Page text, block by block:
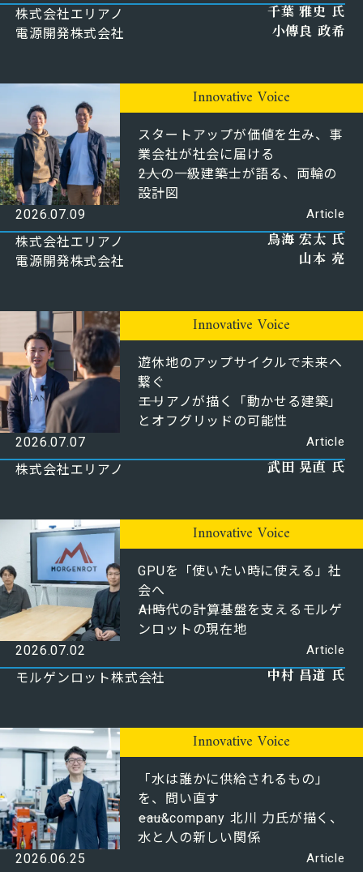
株式会社エリアノ 千葉 雅史 氏
電源開発株式会社 小傳良 政希
Innovative Voice
スタートアップが価値を生み、事
業会社が社会に届ける
――2人の一級建築士が語る、両輪の
設計図
2026.07.09
Article
株式会社エリアノ ⿃海 宏太 氏
電源開発株式会社 山本 亮
Innovative Voice
遊休地のアップサイクルで未来へ
繋ぐ
――エリアノが描く「動かせる建築」
とオフグリッドの可能性
2026.07.07
Article
株式会社エリアノ 武田 晃直 氏
Innovative Voice
GPUを「使いたい時に使える」社
会へ
――AI時代の計算基盤を支えるモルゲ
ンロットの現在地
2026.07.02
Article
モルゲンロット株式会社 中村 昌道 氏
Innovative Voice
「水は誰かに供給されるもの」
を、問い直す
――eau&company 北川 力氏が描く、
水と人の新しい関係
2026.06.25
Article